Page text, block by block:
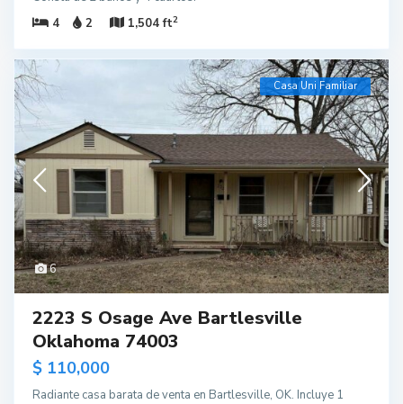
4
2 1,504 ft2
6
Casa Uni Familiar
2223 S Osage Ave Bartlesville
Oklahoma 74003
$ 110,000
Radiante casa barata de venta en Bartlesville, OK. Incluye 1